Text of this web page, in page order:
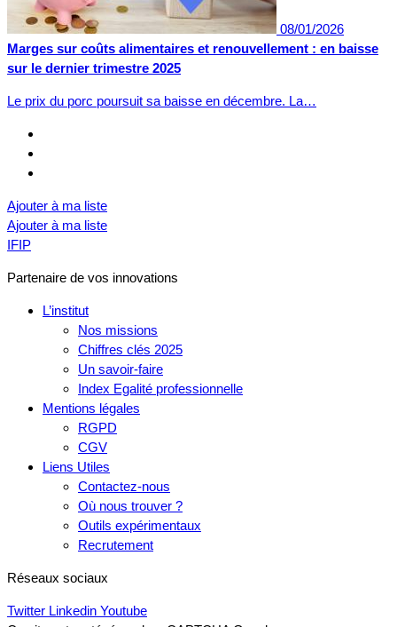
08/01/2026
Marges sur coûts alimentaires et renouvellement : en baisse
sur le dernier trimestre 2025
Le prix du porc poursuit sa baisse en décembre. La…
Ajouter à ma liste
Ajouter à ma liste
IFIP
Partenaire de vos innovations
L’institut
Nos missions
Chiffres clés 2025
Un savoir-faire
Index Egalité professionnelle
Mentions légales
RGPD
CGV
Liens Utiles
Contactez-nous
Où nous trouver ?
Outils expérimentaux
Recrutement
Réseaux sociaux
Twitter Linkedin Youtube